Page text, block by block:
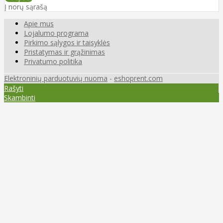
Į norų sąrašą
Apie mus
Lojalumo programa
Pirkimo sąlygos ir taisyklės
Pristatymas ir grąžinimas
Privatumo politika
Elektroninių parduotuvių nuoma - eshoprent.com
Rašyti
Skambinti